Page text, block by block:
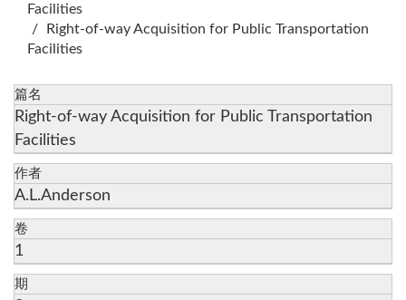
Facilities
Right-of-way Acquisition for Public Transportation
Facilities
篇名
Right-of-way Acquisition for Public Transportation
Facilities
作者
A.L.Anderson
卷
1
期